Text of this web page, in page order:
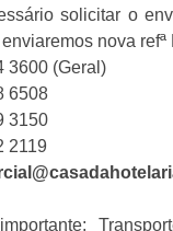
solicitar o
nova
3600 (Geral)
6508
3150
2119